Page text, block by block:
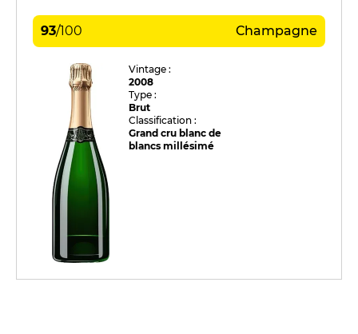
93/100 Champagne
Vintage :
2008
Type :
Brut
Classification :
Grand cru blanc de
blancs millésimé